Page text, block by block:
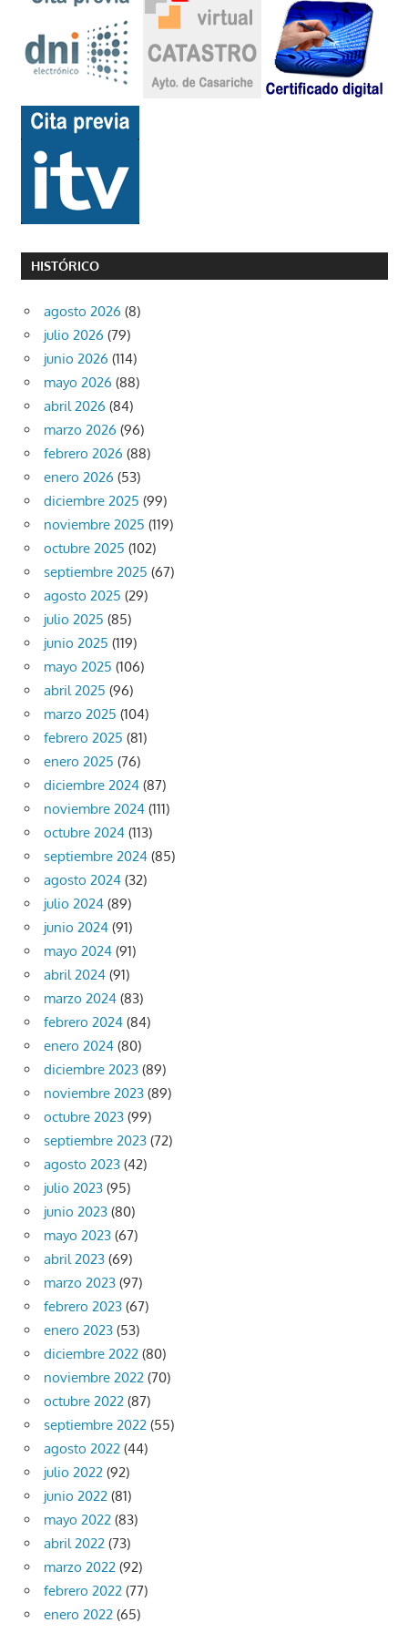
HISTÓRICO
agosto 2026 (8)
julio 2026 (79)
junio 2026 (114)
mayo 2026 (88)
abril 2026 (84)
marzo 2026 (96)
febrero 2026 (88)
enero 2026 (53)
diciembre 2025 (99)
noviembre 2025 (119)
octubre 2025 (102)
septiembre 2025 (67)
agosto 2025 (29)
julio 2025 (85)
junio 2025 (119)
mayo 2025 (106)
abril 2025 (96)
marzo 2025 (104)
febrero 2025 (81)
enero 2025 (76)
diciembre 2024 (87)
noviembre 2024 (111)
octubre 2024 (113)
septiembre 2024 (85)
agosto 2024 (32)
julio 2024 (89)
junio 2024 (91)
mayo 2024 (91)
abril 2024 (91)
marzo 2024 (83)
febrero 2024 (84)
enero 2024 (80)
diciembre 2023 (89)
noviembre 2023 (89)
octubre 2023 (99)
septiembre 2023 (72)
agosto 2023 (42)
julio 2023 (95)
junio 2023 (80)
mayo 2023 (67)
abril 2023 (69)
marzo 2023 (97)
febrero 2023 (67)
enero 2023 (53)
diciembre 2022 (80)
noviembre 2022 (70)
octubre 2022 (87)
septiembre 2022 (55)
agosto 2022 (44)
julio 2022 (92)
junio 2022 (81)
mayo 2022 (83)
abril 2022 (73)
marzo 2022 (92)
febrero 2022 (77)
enero 2022 (65)